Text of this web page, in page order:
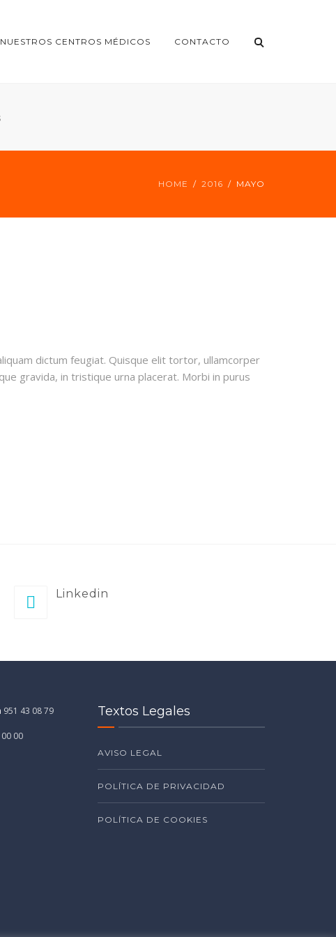
NUESTROS CENTROS MÉDICOS CONTACTO
HOME 2016 MAYO
dictum feugiat. Quisque elit tortor, ullamcorper
gravida, in tristique urna placerat. Morbi in purus
Linkedin
951 43 08 79
00
Textos Legales
AVISO LEGAL
POLÍTICA DE PRIVACIDAD
POLÍTICA DE COOKIES